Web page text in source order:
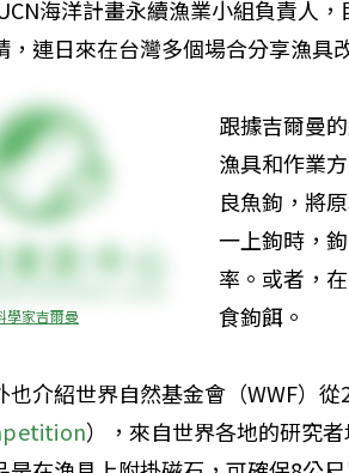
海洋計畫永續漁業小組負責人
，連日來在台灣多個場合分享漁具
學家吉爾曼
跟據吉爾曼
漁具和作業
良魚鉤，將
一上鉤時，
率。或者，
食鉤餌。
也介紹世界自然基金會（WWF）
），來自世界各地的研究